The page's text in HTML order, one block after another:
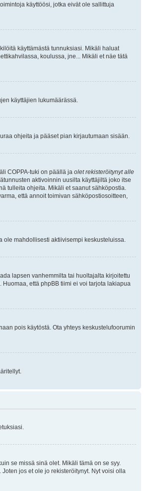
käyttöösi, jotka eivät ole sallittuja
käyttämästä tunnuksiasi. Mikäli haluat
koulussa, jne... Mikäli et näe tätä
käyttäjien lukumäärässä.
ohjeita ja pääset pian kirjautumaan sisään.
COPPA-tuki on päällä ja olet rekisteröitynyt alle
aktivoinnin uusilta käyttäjiltä joko itse
tulleita ohjeita. Mikäli et saanut sähköpostia.
että annoit toimivan sähköpostiosoitteen,
mahdollisesti aktiivisempi keskusteluissa.
lapsen vanhemmilta tai huoltajalta kirjoitettu
että phpBB tiimi ei voi tarjota lakiapua
pois käytöstä. Ota yhteys keskustelufoorumin
se missä sinä olet. Mikäli tämä on se syy.
jos et ole jo rekisteröitynyt. Nyt voisi olla